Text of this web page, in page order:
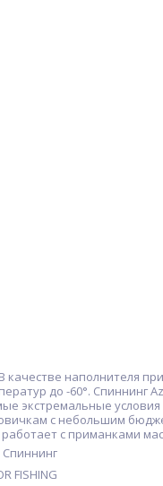
наполнителя
до -60°. Спиннинг
с небольшим
с приманками
Спиннинг
FISHING